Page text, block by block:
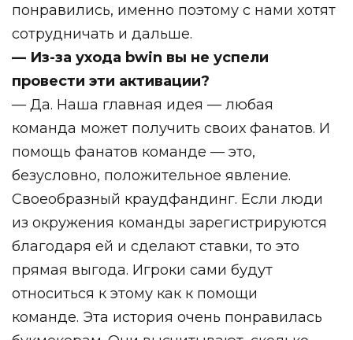
понравились, именно поэтому с нами хотят
сотрудничать и дальше.
— Из-за ухода bwin вы не успели
провести эти активации?
— Да. Наша главная идея — любая
команда может получить своих фанатов. И
помощь фанатов команде — это,
безусловно, положительное явление.
Своеобразный краудфандинг. Если люди
из окружения команды зарегистрируются
благодаря ей и сделают ставки, то это
прямая выгода. Игроки сами будут
относиться к этому как к помощи
команде. Эта история очень понравилась